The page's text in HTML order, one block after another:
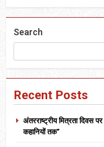
Search
Recent Posts
अंतरराष्ट्रीय मित्रता दिवस
कहानियों तक”